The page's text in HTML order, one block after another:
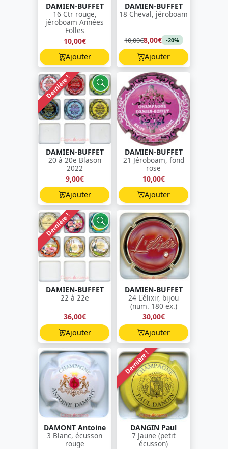
DAMIEN-BUFFET
16 Ctr rouge,
jéroboam Années
Folles
10,00€
Ajouter
DAMIEN-BUFFET
18 Cheval, jéroboam
10,00€8,00€ -20%
Ajouter
Dernière !
DAMIEN-BUFFET
20 à 20e Blason
2022
9,00€
Ajouter
DAMIEN-BUFFET
21 Jéroboam, fond
rose
10,00€
Ajouter
Dernière !
DAMIEN-BUFFET
22 à 22e
36,00€
Ajouter
DAMIEN-BUFFET
24 L'élixir, bijou
(num. 180 ex.)
30,00€
Ajouter
DAMONT Antoine
3 Blanc, écusson
rouge
Dernière !
DANGIN Paul
7 Jaune (petit
écusson)